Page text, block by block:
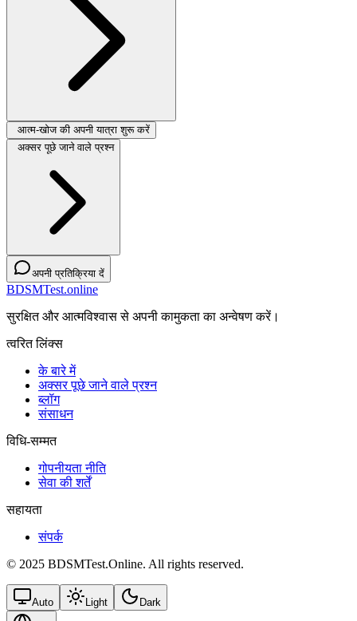
आत्म-खोज की अपनी यात्रा शुरू करें
अक्सर पूछे जाने वाले प्रश्न
अपनी प्रतिक्रिया दें
BDSMTest.online
सुरक्षित और आत्मविश्वास से अपनी कामुकता का अन्वेषण करें।
त्वरित लिंक्स
के बारे में
अक्सर पूछे जाने वाले प्रश्न
ब्लॉग
संसाधन
विधि-सम्‍मत
गोपनीयता नीति
सेवा की शर्तें
सहायता
संपर्क
© 2025 BDSMTest.Online. All rights reserved.
Auto Light Dark